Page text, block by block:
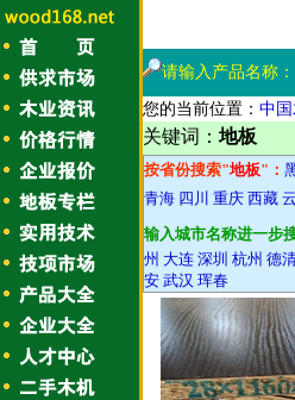
请输入产品名称：
您的当前位置： 中国
关键词： 地板 网
按省份搜索"地板"：
青海 四川 重庆 西藏
输入城市名称进一步
州 大连 深圳 杭州 德
安 武汉 珲春